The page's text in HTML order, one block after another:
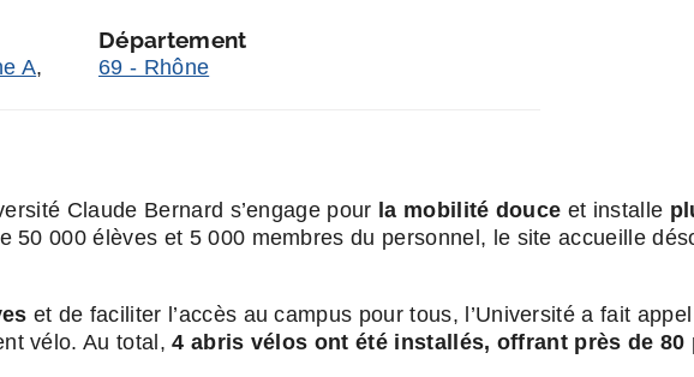
A,
Département
69 - Rhône
Claude Bernard s’engage pour la mobilité douce et installe
50 000 élèves et 5 000 membres du personnel, le site accueille
et de faciliter l’accès au campus pour tous, l’Université a fait
vélo. Au total,4 abris vélos ont été installés, offrant près de